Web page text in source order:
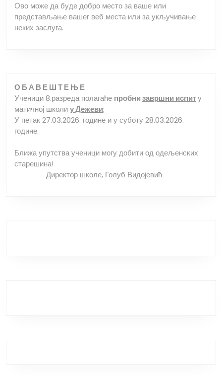
Ово може да буде добро место за ваше или
представљање вашег веб места или за укључивање
неких заслуга.
О Б А В Е Ш Т Е Њ Е
Ученици 8.разреда полагаће пробнизавршни испиту
матичној школиу Дежеви;
У петак 27.03.2026. године и у суботу 28.03.2026.
године.
Ближа упутства ученици могу добити од одељенских
старешина!
Директор школе, Голуб Видојевић